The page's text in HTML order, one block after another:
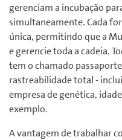
gerenciam a incubação
simultaneamente.Cada
única, permitindo que a
e gerencie toda a cadeia.
tem o chamado
rastreabilidade total -
empresa de genética,
exemplo.
A vantagem de trabalhar